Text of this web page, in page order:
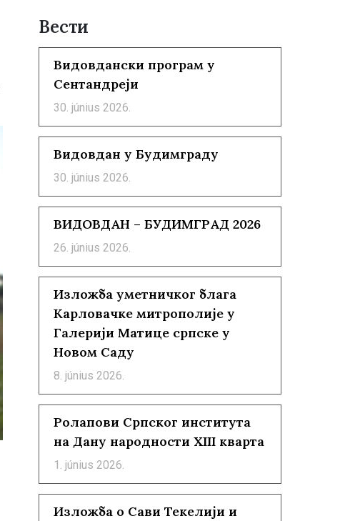
Вести
Видовдански програм у
Сентандреји
30. június 2026.
Видовдан у Будимграду
30. június 2026.
ВИДОВДАН – БУДИМГРАД 2026
26. június 2026.
Изложба уметничког блага
Карловачке митрополије у
Галерији Матице српске у
Новом Саду
8. június 2026.
Ролапови Српског института
на Дану народности XIII кварта
1. június 2026.
Изложба о Сави Текелији и